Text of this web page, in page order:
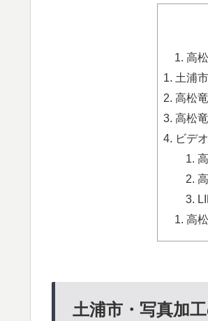
高
土浦
高松
高松
ビデ
高
土浦市・写真加